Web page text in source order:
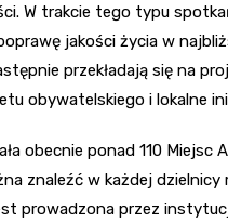
W trakcie tego typu
jakości życia w
przekładają się na
obywatelskiego i lokalne
obecnie ponad 110 Miejsc
znaleźć w każdej dzielnicy
prowadzona przez